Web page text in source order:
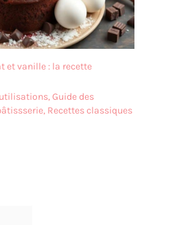
Afin de prolonger sa durée
de vie, il est recommandé
de ne pas le nettoyer au
lave-vaisselle. Après le
nettoyage, il doit être
importante] : si vous
rencontrez des difficultés,
et vanille : la recette
,Guide des
, Recettes classiques